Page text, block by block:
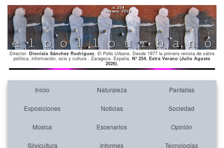
Director: Dionisio Sánchez Rodríguez. El Pollo Urbano. Desde 1977 la primera revista de sátira
política, información, ocio y cultura . Zaragoza. España. Nº 254. Extra Verano (Julio Agosto
2026).
Inicio Naturaleza Pantallas
Exposiciones Noticias Sociedad
Música Escenarios Opinión
Silvicultura Informes Tecnologías